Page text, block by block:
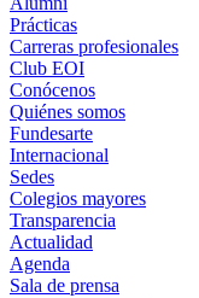
Prácticas
Carreras profesionales
Club EOI
Conócenos
Quiénes somos
Fundesarte
Internacional
Sedes
Colegios mayores
Transparencia
Actualidad
Agenda
Sala de prensa